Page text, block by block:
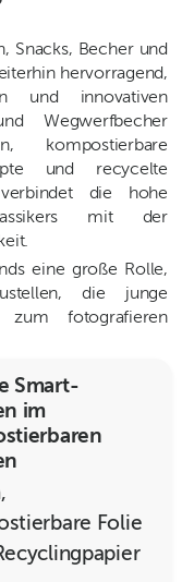
Snacks, Becher und
hervorragend,
und innovativen
Wegwerfbecher
kompostierbare
und recycelte
die hohe
mit der
eine große Rolle,
die junge
fotografieren
Smart-
im
Folie